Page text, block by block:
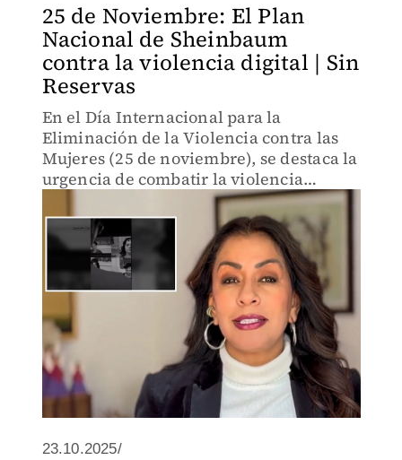
25 de Noviembre: El Plan
Nacional de Sheinbaum
contra la violencia digital | Sin
Reservas
En el Día Internacional para la
Eliminación de la Violencia contra las
Mujeres (25 de noviembre), se destaca la
urgencia de combatir la violencia
digital, que afecta a más de 10 millones
de mujeres en México.
23.10.2025/